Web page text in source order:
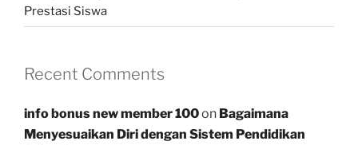
Prestasi Siswa
Recent Comments
info bonus new member 100on Bagaimana
Menyesuaikan Diri dengan Sistem Pendidikan